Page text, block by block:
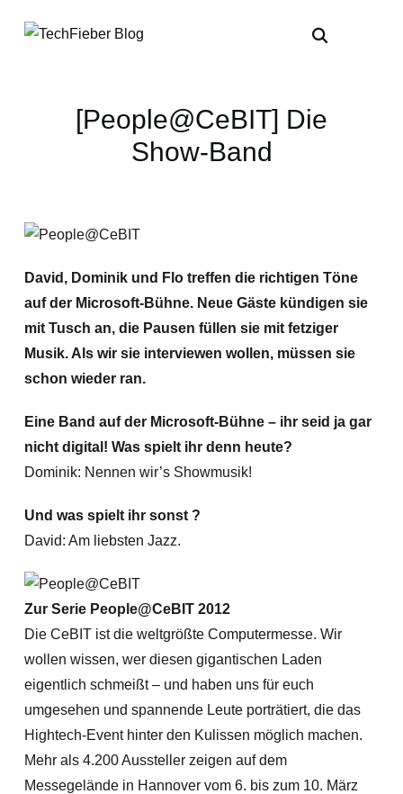
[People@CeBIT] Die
Show-Band
David, Dominik und Flo treffen die richtigen Töne
auf der Microsoft-Bühne. Neue Gäste kündigen sie
mit Tusch an, die Pausen füllen sie mit fetziger
Musik. Als wir sie interviewen wollen, müssen sie
schon wieder ran.
Eine Band auf der Microsoft-Bühne – ihr seid ja gar
nicht digital! Was spielt ihr denn heute?
Dominik: Nennen wir’s Showmusik!
Und was spielt ihr sonst ?
David: Am liebsten Jazz.
Zur Serie People@CeBIT 2012
Die CeBIT ist die weltgrößte Computermesse. Wir
wollen wissen, wer diesen gigantischen Laden
eigentlich schmeißt – und haben uns für euch
umgesehen und spannende Leute porträtiert, die das
Hightech-Event hinter den Kulissen möglich machen.
Mehr als 4.200 Aussteller zeigen auf dem
Messegelände in Hannover vom 6. bis zum 10. März